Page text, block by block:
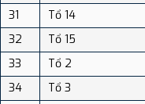
31
Tổ 14
32
Tổ 15
33
Tổ 2
34
Tổ 3